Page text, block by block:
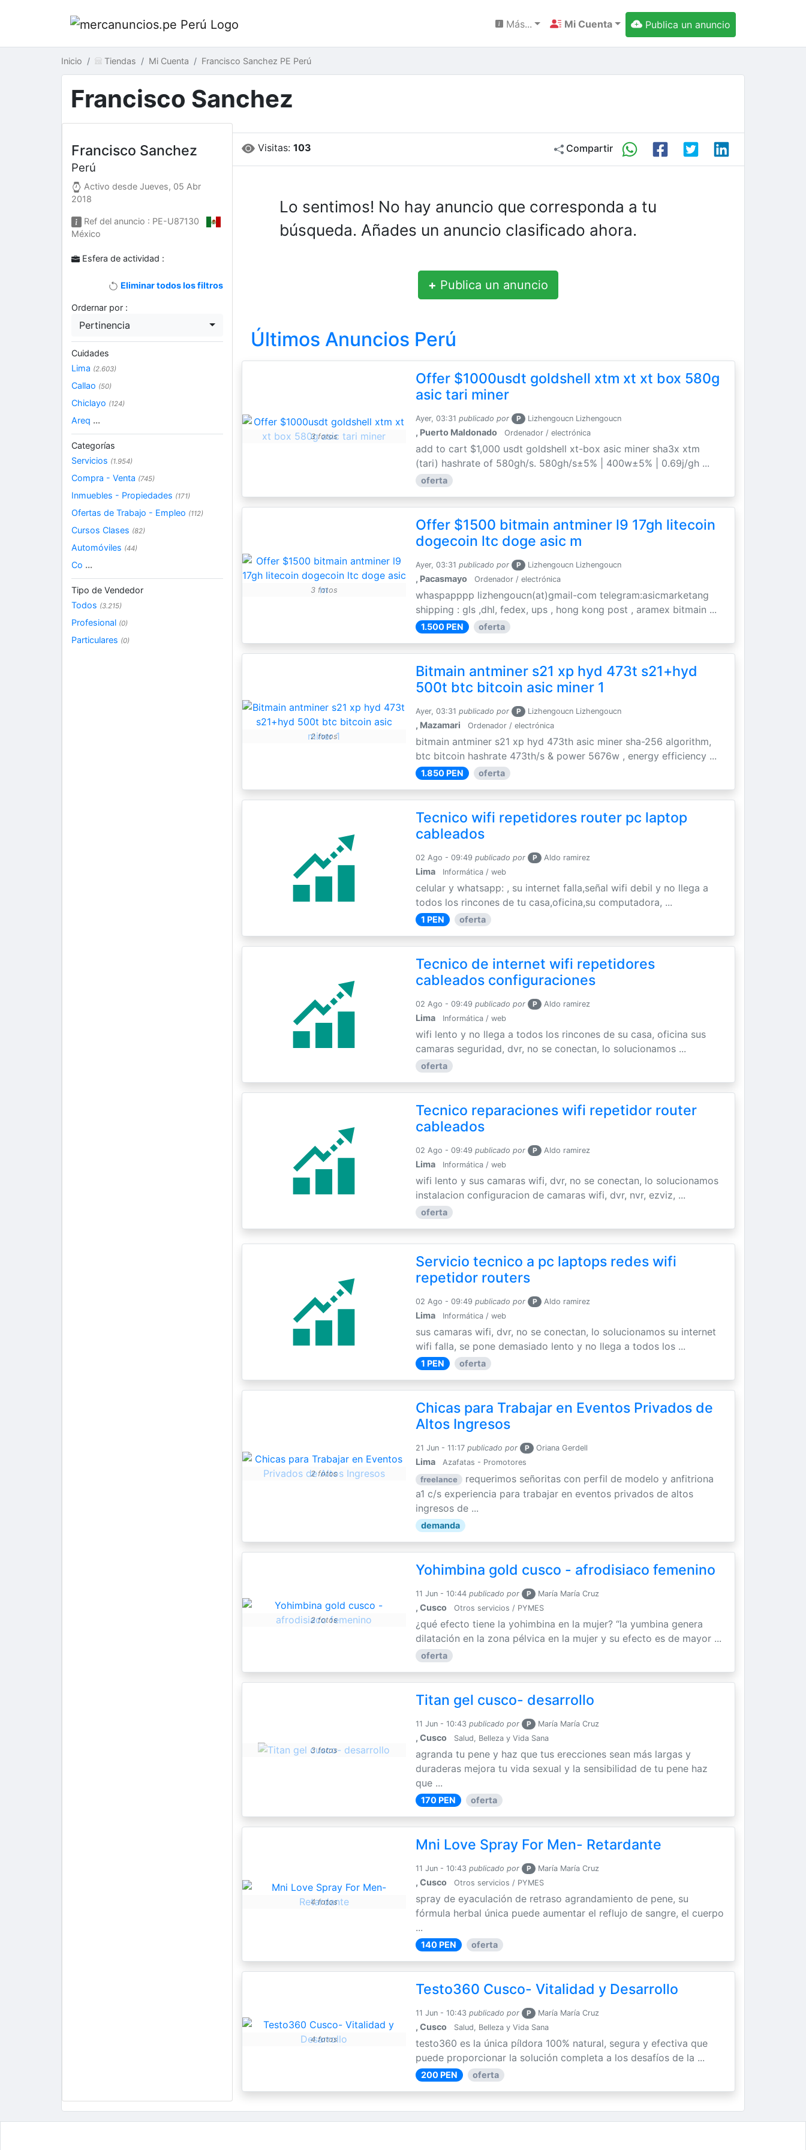
Más... Mi Cuenta Publica un anuncio
Inicio Tiendas Mi Cuenta Francisco Sanchez PE Perú
Francisco Sanchez
Visitas: 103 Compartir
Lo sentimos! No hay anuncio que corresponda a tu
búsqueda. Añades un anuncio clasificado ahora.
+ Publica un anuncio
Últimos Anuncios Perú
3 fotos
Offer $1000usdt goldshell xtm xt xt box 580g
asic tari miner
Ayer, 03:31 publicado por P Lizhengoucn Lizhengoucn
, Puerto Maldonado Ordenador / electrónica
add to cart $1,000 usdt goldshell xt-box asic miner sha3x xtm
(tari) hashrate of 580gh/s. 580gh/s±5% | 400w±5% | 0.69j/gh ...
oferta
3 fotos
Offer $1500 bitmain antminer l9 17gh litecoin
dogecoin ltc doge asic m
Ayer, 03:31 publicado por P Lizhengoucn Lizhengoucn
, Pacasmayo Ordenador / electrónica
whaspapppp lizhengoucn(at)gmail-com telegram:asicmarketang
shipping : gls ,dhl, fedex, ups , hong kong post , aramex bitmain ...
1.500 PEN oferta
2 fotos
Bitmain antminer s21 xp hyd 473t s21+hyd
500t btc bitcoin asic miner 1
Ayer, 03:31 publicado por P Lizhengoucn Lizhengoucn
, Mazamari Ordenador / electrónica
bitmain antminer s21 xp hyd 473th asic miner sha-256 algorithm,
btc bitcoin hashrate 473th/s & power 5676w , energy efficiency ...
1.850 PEN oferta
Tecnico wifi repetidores router pc laptop
cableados
02 Ago - 09:49 publicado por P Aldo ramirez
Lima Informática / web
celular y whatsapp: , su internet falla,señal wifi debil y no llega a
todos los rincones de tu casa,oficina,su computadora, ...
1 PEN oferta
Tecnico de internet wifi repetidores
cableados configuraciones
02 Ago - 09:49 publicado por P Aldo ramirez
Lima Informática / web
wifi lento y no llega a todos los rincones de su casa, oficina sus
camaras seguridad, dvr, no se conectan, lo solucionamos ...
oferta
Tecnico reparaciones wifi repetidor router
cableados
02 Ago - 09:49 publicado por P Aldo ramirez
Lima Informática / web
wifi lento y sus camaras wifi, dvr, no se conectan, lo solucionamos
instalacion configuracion de camaras wifi, dvr, nvr, ezviz, ...
oferta
Servicio tecnico a pc laptops redes wifi
repetidor routers
02 Ago - 09:49 publicado por P Aldo ramirez
Lima Informática / web
sus camaras wifi, dvr, no se conectan, lo solucionamos su internet
wifi falla, se pone demasiado lento y no llega a todos los ...
1 PEN oferta
2 fotos
Chicas para Trabajar en Eventos Privados de
Altos Ingresos
21 Jun - 11:17 publicado por P Oriana Gerdell
Lima Azafatas - Promotores
freelance
requerimos señoritas con perfil de modelo y anfitriona
a1 c/s experiencia para trabajar en eventos privados de altos
ingresos de ...
demanda
2 fotos
Yohimbina gold cusco - afrodisiaco femenino
11 Jun - 10:44 publicado por P María María Cruz
, Cusco Otros servicios / PYMES
¿qué efecto tiene la yohimbina en la mujer? “la yumbina genera
dilatación en la zona pélvica en la mujer y su efecto es de mayor ...
oferta
3 fotos
Titan gel cusco- desarrollo
11 Jun - 10:43 publicado por P María María Cruz
, Cusco Salud, Belleza y Vida Sana
agranda tu pene y haz que tus erecciones sean más largas y
duraderas mejora tu vida sexual y la sensibilidad de tu pene haz
que ...
170 PEN oferta
4 fotos
Mni Love Spray For Men- Retardante
11 Jun - 10:43 publicado por P María María Cruz
, Cusco Otros servicios / PYMES
spray de eyaculación de retraso agrandamiento de pene, su
fórmula herbal única puede aumentar el reflujo de sangre, el cuerpo
...
140 PEN oferta
4 fotos
Testo360 Cusco- Vitalidad y Desarrollo
11 Jun - 10:43 publicado por P María María Cruz
, Cusco Salud, Belleza y Vida Sana
testo360 es la única píldora 100% natural, segura y efectiva que
puede proporcionar la solución completa a los desafíos de la ...
200 PEN oferta
Francisco Sanchez
Perú
Activo desdeJueves, 05 Abr
2018
Ref del anuncio : PE-U87130
México
Esfera de actividad :
Eliminar todos los filtros
Ordernar por :
Pertinencia
Cuidades
Lima (2.603)
Callao (50)
Chiclayo (124)
Areq ...
Categorías
Servicios (1.954)
Compra - Venta (745)
Inmuebles - Propiedades (171)
Ofertas de Trabajo - Empleo (112)
Cursos Clases (82)
Automóviles (44)
Co ...
Tipo de Vendedor
Todos (3.215)
Profesional (0)
Particulares (0)